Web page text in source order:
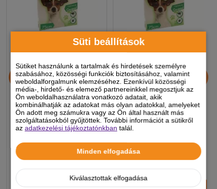
Süti beállítások
Sütiket használunk a tartalmak és hirdetések személyre
szabásához, közösségi funkciók biztosításához, valamint
weboldalforgalmunk elemzéséhez. Ezenkívül közösségi
média-, hirdető- és elemező partnereinkkel megosztjuk az
Ön weboldalhasználatra vonatkozó adatait, akik
kombinálhatják az adatokat más olyan adatokkal, amelyeket
Ön adott meg számukra vagy az Ön által használt más
szolgáltatásokból gyűjtöttek. További információt a sütikről
azadatkezelési tájékoztatónkban talál.
Minden elfogadása
Kiválasztottak elfogadása
Dolly Natural Bolha és
kullancsriasztó nyakörv
kutyák részére kék 75cm
1 390 Ft
-5%
Készleten, várható szállítás 1-3
munkanap
+ KOSÁRBA
Dolly Natural Bolha és
kullancsriasztó nyakörv
kutyák részére fekete
75cm
1 390 Ft
Készleten, várható szállítás 1-3
- + KOSÁRBA